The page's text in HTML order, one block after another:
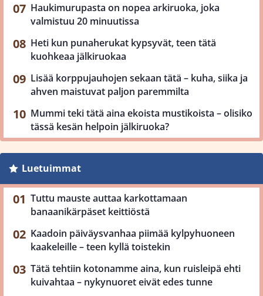
Haukimurupasta on nopea arkiruoka, joka
valmistuu 20 minuutissa
Heti kun punaherukat kypsyvät, teen tätä
kuohkeaa jälkiruokaa
Lisää korppujauhojen sekaan tätä – kuha, siika ja
ahven maistuvat paljon paremmilta
Mummi teki tätä aina ekoista mustikoista – olisiko
tässä kesän helpoin jälkiruoka?
Luetuimmat
Tuttu mauste auttaa karkottamaan
banaanikärpäset keittiöstä
Kaadoin päiväysvanhaa piimää kylpyhuoneen
kaakeleille – teen kyllä toistekin
Tätä tehtiin kotonamme aina, kun ruisleipä ehti
kuivahtaa – nykynuoret eivät edes tunne